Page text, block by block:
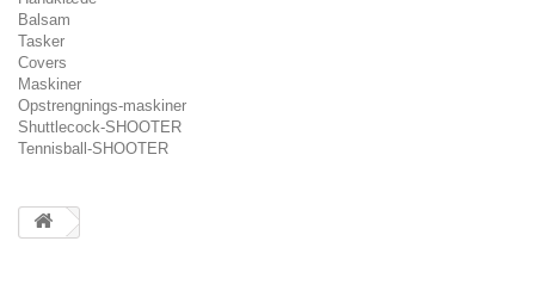
Balsam
Tasker
Covers
Maskiner
Opstrengnings-maskiner
Shuttlecock-SHOOTER
Tennisball-SHOOTER